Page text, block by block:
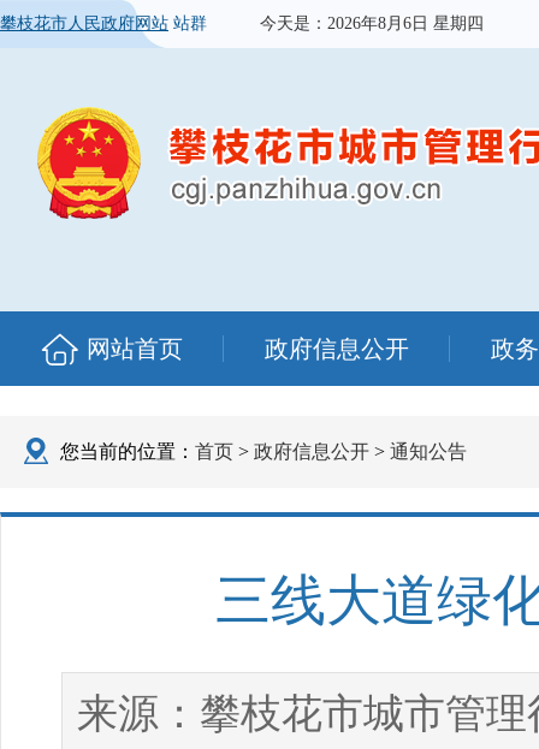
攀枝花市人民政府网站 站群 今天是： 2026年8月6日 星期四
网站首页 政府信息公开 政
您当前的位置： 首页 > 政府信息公开 > 通知公告
三线大道绿
来源： 攀枝花市城市管